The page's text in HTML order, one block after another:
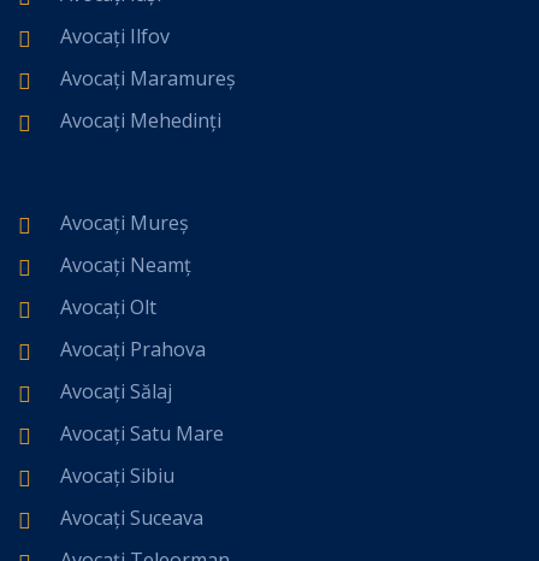
Avocați Ilfov
Avocați Maramureș
Avocați Mehedinți
Avocați Mureș
Avocați Neamț
Avocați Olt
Avocați Prahova
Avocați Sălaj
Avocați Satu Mare
Avocați Sibiu
Avocați Suceava